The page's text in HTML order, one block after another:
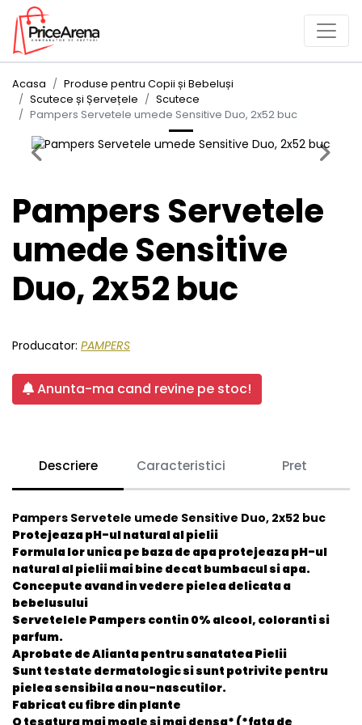
Acasa
Produse pentru Copii și Bebeluși
Scutece și Șervețele
Scutece
Pampers Servetele umede Sensitive Duo, 2x52 buc
Previous Next
Pampers Servetele
umede Sensitive
Duo, 2x52 buc
Producator: PAMPERS
Anunta-ma cand revine pe stoc!
Descriere Caracteristici Pret
Pampers Servetele umede Sensitive Duo, 2x52 buc
Protejeaza pH-ul natural al pielii
Formula lor unica pe baza de apa protejeaza pH-ul
natural al pielii mai bine decat bumbacul si apa.
Concepute avand in vedere pielea delicata a
bebelusului
Servetelele Pampers contin 0% alcool, coloranti si
parfum.
Aprobate de Alianta pentru sanatatea Pielii
Sunt testate dermatologic si sunt potrivite pentru
pielea sensibila a nou-nascutilor.
Fabricat cu fibre din plante
O tesatura mai moale si mai densa* (*fata de